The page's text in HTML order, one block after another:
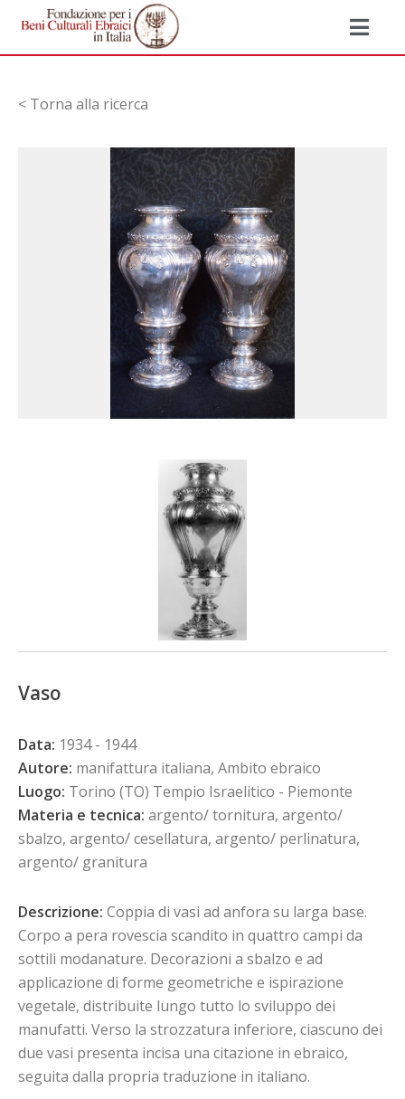
< Torna alla ricerca
Vaso
Data: 1934 - 1944
Autore: manifattura italiana, Ambito ebraico
Luogo: Torino (TO) Tempio Israelitico - Piemonte
Materia e tecnica: argento/ tornitura, argento/
sbalzo, argento/ cesellatura, argento/ perlinatura,
argento/ granitura
Descrizione: Coppia di vasi ad anfora su larga base.
Corpo a pera rovescia scandito in quattro campi da
sottili modanature. Decorazioni a sbalzo e ad
applicazione di forme geometriche e ispirazione
vegetale, distribuite lungo tutto lo sviluppo dei
manufatti. Verso la strozzatura inferiore, ciascuno dei
due vasi presenta incisa una citazione in ebraico,
seguita dalla propria traduzione in italiano.